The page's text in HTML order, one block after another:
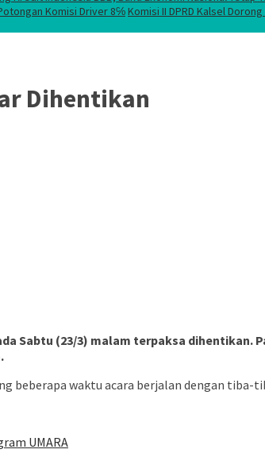
Komisi Driver 8℅Komisi II DPRD Kalsel
Dihentikan
Sabtu (23/3) malam terpaksa dihentikan.
beberapa waktu acara berjalan dengan tiba-
UMARA